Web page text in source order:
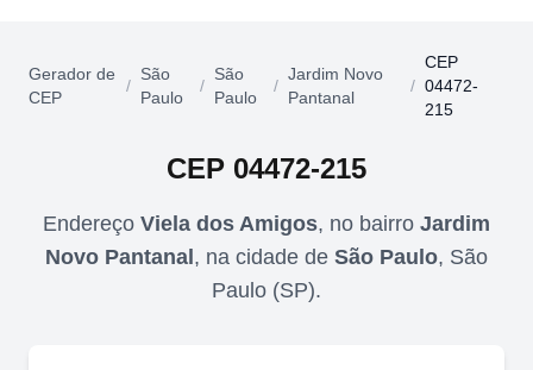
Gerador de
CEP
/
São
Paulo
/
São
Paulo
/
Jardim Novo
Pantanal
/
CEP
04472-
215
CEP 04472-215
Endereço Viela dos Amigos, no bairro Jardim
Novo Pantanal, na cidade de São Paulo, São
Paulo (SP).